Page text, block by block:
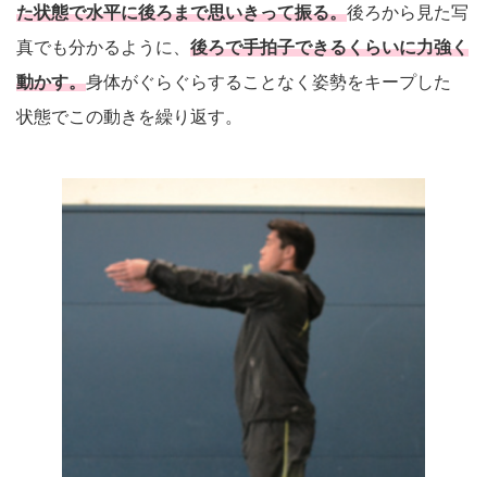
た状態で水平に後ろまで思いきって振る。後ろから見た写
真でも分かるように、 後ろで手拍子できるくらいに力強く
動かす。身体がぐらぐらすることなく姿勢をキープした
状態でこの動きを繰り返す。